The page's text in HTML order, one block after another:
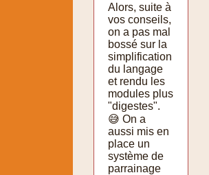
Alors, suite à
vos conseils,
on a pas mal
bossé sur la
simplification
du langage
et rendu les
modules plus
"digestes".
😅 On a
aussi mis en
place un
système de
parrainage